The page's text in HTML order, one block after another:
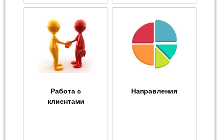
Работа с
клиентами
Направления